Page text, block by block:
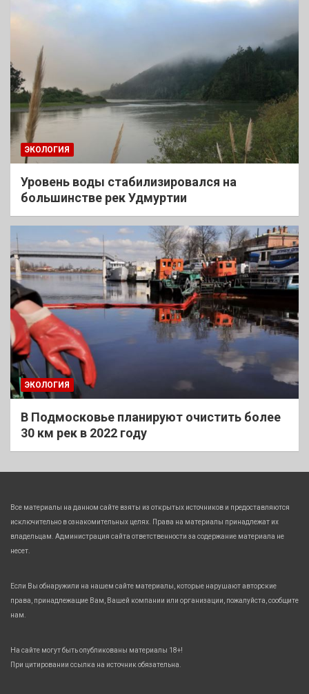
ЭКОЛОГИЯ
Уровень воды стабилизировался на
большинстве рек Удмуртии
ЭКОЛОГИЯ
В Подмосковье планируют очистить более
30 км рек в 2022 году
Все материалы на данном сайте взяты из открытых источников и предоставляются
исключительно в ознакомительных целях. Права на материалы принадлежат их
владельцам. Администрация сайта ответственности за содержание материала не
несет.
Если Вы обнаружили на нашем сайте материалы, которые нарушают авторские
права, принадлежащие Вам, Вашей компании или организации, пожалуйста, сообщите
нам.
На сайте могут быть опубликованы материалы 18+!
При цитировании ссылка на источник обязательна.